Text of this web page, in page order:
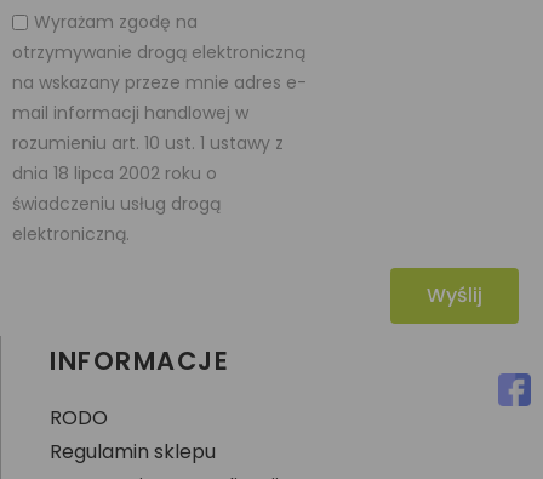
Wyrażam zgodę na
otrzymywanie drogą elektroniczną
na wskazany przeze mnie adres e-
mail informacji handlowej w
rozumieniu art. 10 ust. 1 ustawy z
dnia 18 lipca 2002 roku o
świadczeniu usług drogą
elektroniczną.
Wyślij
INFORMACJE
RODO
Regulamin sklepu